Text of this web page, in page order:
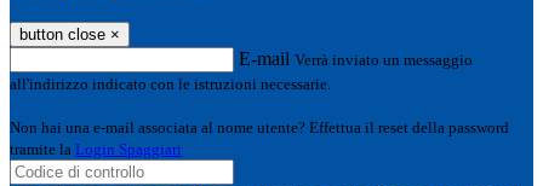
button close ×
E-mail Verrà inviato un messaggio
all'indirizzo indicato con le istruzioni necessarie.
Non hai una e-mail associata al nome utente? Effettua il reset della password
tramite la Login Spaggiari